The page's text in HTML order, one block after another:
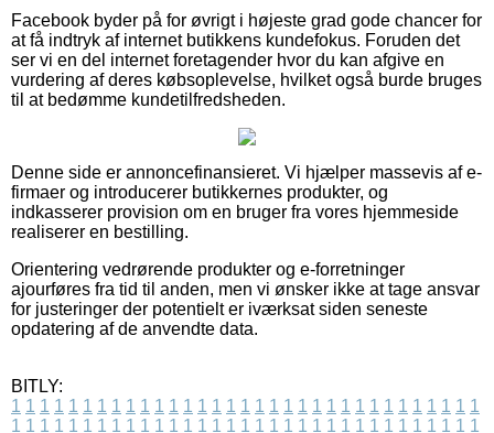
Facebook byder på for øvrigt i højeste grad gode chancer for
at få indtryk af internet butikkens kundefokus. Foruden det
ser vi en del internet foretagender hvor du kan afgive en
vurdering af deres købsoplevelse, hvilket også burde bruges
til at bedømme kundetilfredsheden.
Denne side er annoncefinansieret. Vi hjælper massevis af e-
firmaer og introducerer butikkernes produkter, og
indkasserer provision om en bruger fra vores hjemmeside
realiserer en bestilling.
Orientering vedrørende produkter og e-forretninger
ajourføres fra tid til anden, men vi ønsker ikke at tage ansvar
for justeringer der potentielt er iværksat siden seneste
opdatering af de anvendte data.
BITLY:
1 1 1 1 1 1 1 1 1 1 1 1 1 1 1 1 1 1 1 1 1 1 1 1 1 1 1 1 1 1 1 1 1
1 1 1 1 1 1 1 1 1 1 1 1 1 1 1 1 1 1 1 1 1 1 1 1 1 1 1 1 1 1 1 1 1